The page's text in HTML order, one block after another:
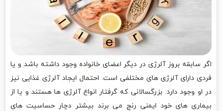
اگر سابقه بروز آلرژی در دیگر اعضای خانواده وجود داشته باشد و یا
فردی دارای آلرژی‌ های مختلفی است. احتمال ایجاد آلرژی غذایی نیز
در او وجود دارد. بزرگسالانی که گرفتار انواع آلرژی‌ ها هستند و یا از
بیماری‌ های خود ایمنی رنج می ‌برند بیشتر دچار حساسیت ‌های